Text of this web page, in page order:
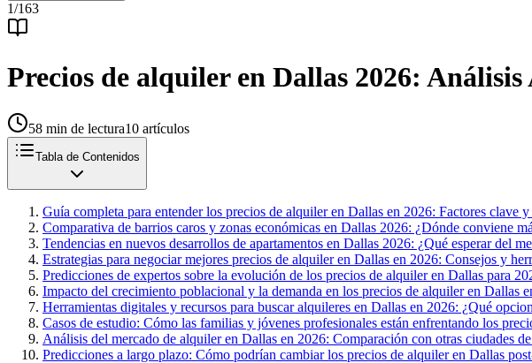
1/163
Precios de alquiler en Dallas 2026:
58 min de lectura10 artículos
Tabla de Contenidos
Guía completa para entender los precios de alquiler en Dallas en 2026: Factores clave y
Comparativa de barrios caros y zonas económicas en Dallas 2026: ¿Dónde conviene
Tendencias en nuevos desarrollos de apartamentos en Dallas 2026: ¿Qué esperar del
Estrategias para negociar mejores precios de alquiler en Dallas en 2026: Consejos y
Predicciones de expertos sobre la evolución de los precios de alquiler en Dallas para
Impacto del crecimiento poblacional y la demanda en los precios de alquiler en Dallas
Herramientas digitales y recursos para buscar alquileres en Dallas en 2026: ¿Qué
Casos de estudio: Cómo las familias y jóvenes profesionales están enfrentando los
Análisis del mercado de alquiler en Dallas en 2026: Comparación con otras ciudades
Predicciones a largo plazo: Cómo podrían cambiar los precios de alquiler en Dallas